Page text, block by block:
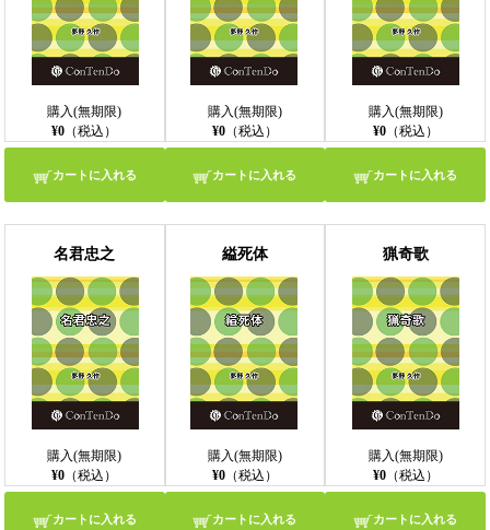
購入(無期限)
¥0 （税込）
カートに入れる
購入(無期限)
¥0（税込）
カートに入れる
購入(無期限)
¥0（税込）
カートに入れる
名君忠之
購入(無期限)
¥0 （税込）
カートに入れる
縊死体
購入(無期限)
¥0（税込）
カートに入れる
猟奇歌
購入(無期限)
¥0（税込）
カートに入れる